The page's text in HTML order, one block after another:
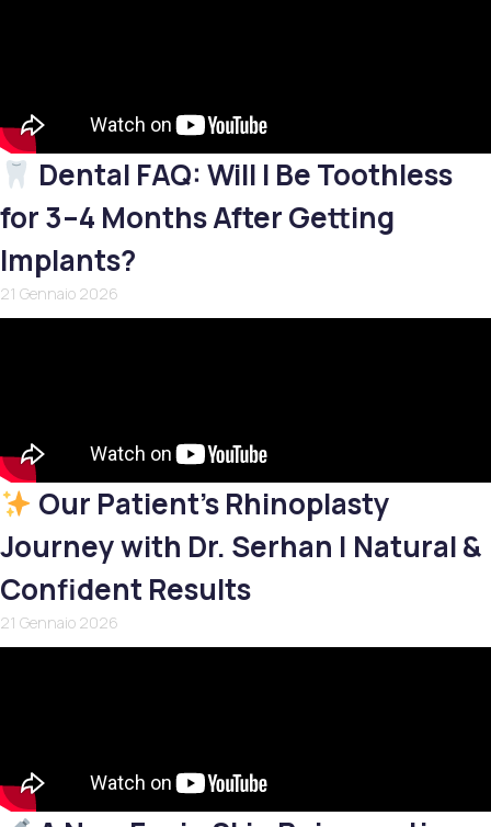
Dental FAQ: Will I Be Toothless
for 3–4 Months After Getting
Implants?
21 Gennaio 2026
Our Patient’s Rhinoplasty
Journey with Dr. Serhan | Natural &
Confident Results
21 Gennaio 2026